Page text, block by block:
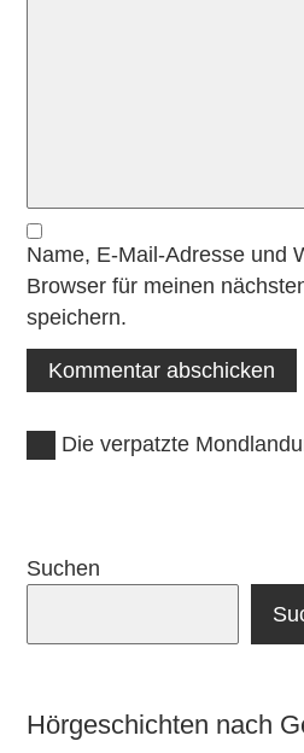
Name, E-Mail-Adresse und
Browser für meinen
speichern.
Beitragsnavigation
Vorheriger
Die verpatzte
Suchen
Hörgeschichten nach